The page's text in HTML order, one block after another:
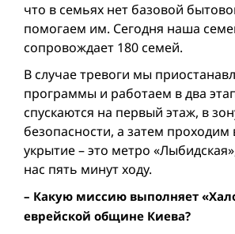
что в семьях нет базовой
помогаем им. Сегодня наша
сопровождает 180 семей.
В случае тревоги мы
программы и работаем в два
спускаются на первый этаж, в
безопасности, а затем
укрытие – это метро
нас пять минут ходу.
– Какую миссию выполняет
еврейской общине Киева?